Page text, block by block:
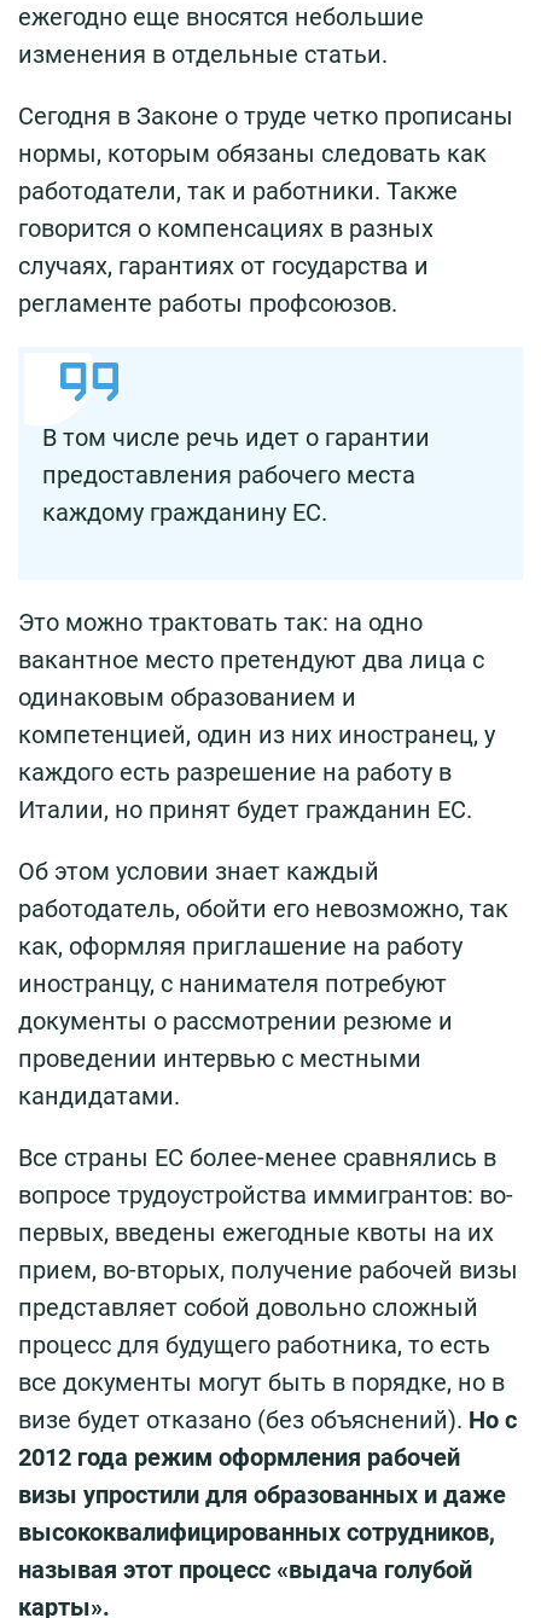
ежегодно еще вносятся небольшие
изменения в отдельные статьи.
Сегодня в Законе о труде четко прописаны
нормы, которым обязаны следовать как
работодатели, так и работники. Также
говорится о компенсациях в разных
случаях, гарантиях от государства и
регламенте работы профсоюзов.
В том числе речь идет о гарантии
предоставления рабочего места
каждому гражданину ЕС.
Это можно трактовать так: на одно
вакантное место претендуют два лица с
одинаковым образованием и
компетенцией, один из них иностранец, у
каждого есть разрешение на работу в
Италии, но принят будет гражданин ЕС.
Об этом условии знает каждый
работодатель, обойти его невозможно, так
как, оформляя приглашение на работу
иностранцу, с нанимателя потребуют
документы о рассмотрении резюме и
проведении интервью с местными
кандидатами.
Все страны ЕС более-менее сравнялись в
вопросе трудоустройства иммигрантов: во-
первых, введены ежегодные квоты на их
прием, во-вторых, получение рабочей визы
представляет собой довольно сложный
процесс для будущего работника, то есть
все документы могут быть в порядке, но в
визе будет отказано (без объяснений). Но с
2012 года режим оформления рабочей
визы упростили для образованных и даже
высококвалифицированных сотрудников,
называя этот процесс «выдача голубой
карты».